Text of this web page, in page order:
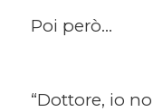
Poi però…
“Dottore, io